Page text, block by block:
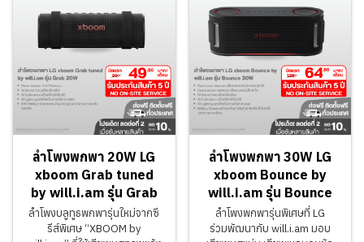
ลำโพงพกพา 20W LG
xboom Grab tuned
by will.i.am รุ่น Grab
ลำโพงบลูทูธพกพารุ่นใหม่จากซี
รีส์พิเศษ “XBOOM by
ลำโพงพกพา 30W LG
xboom Bounce by
will.i.am รุ่น Bounce
ลำโพงพกพารุ่นพิเศษที่ LG
ร่วมพัฒนากับ will.i.am มอบ